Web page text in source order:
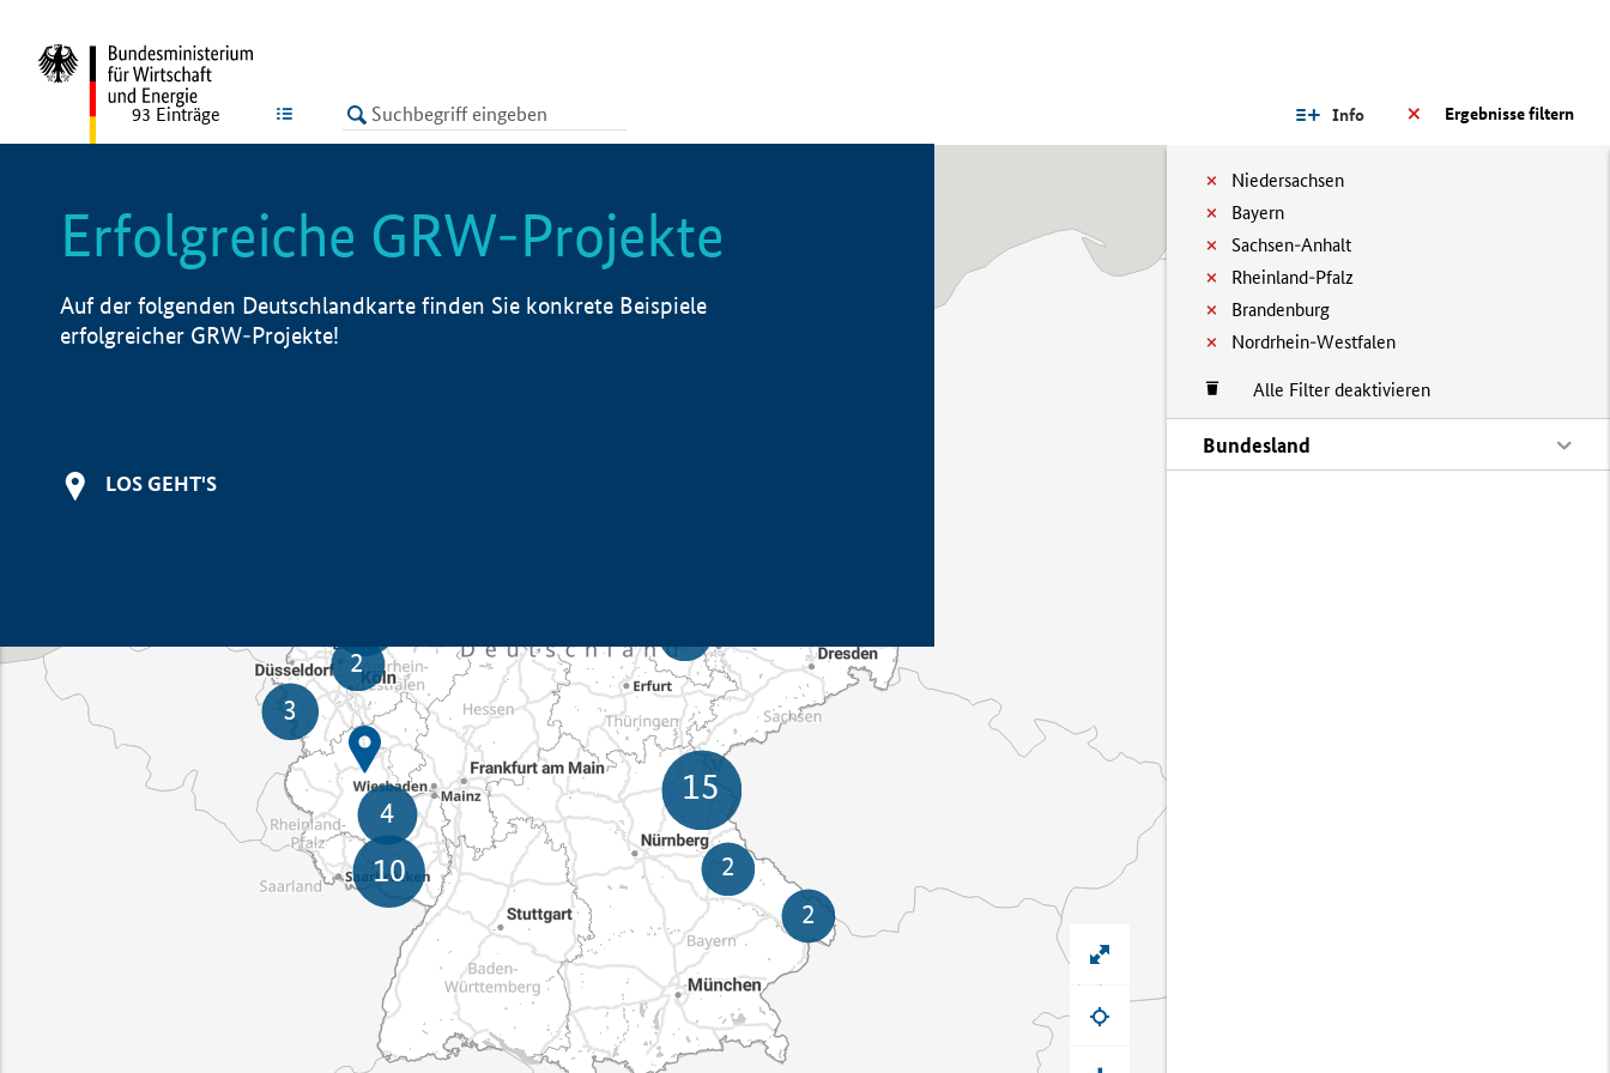
LISTE Ergebnisse filtern
Info
Niedersachsen
Bayern
Sachsen-Anhalt
Rheinland-Pfalz
Brandenburg
Nordrhein-Westfalen
Alle Filter deaktivieren
Bundesland
93 Einträge
Erfolgreiche GRW-Projekte
Auf der folgenden Deutschlandkarte finden Sie konkrete Beispiele
erfolgreicher GRW-Projekte!
LOS GEHT'S